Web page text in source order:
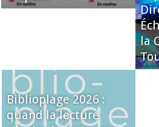
la
Biblioplage 2026 :
quand la lecture